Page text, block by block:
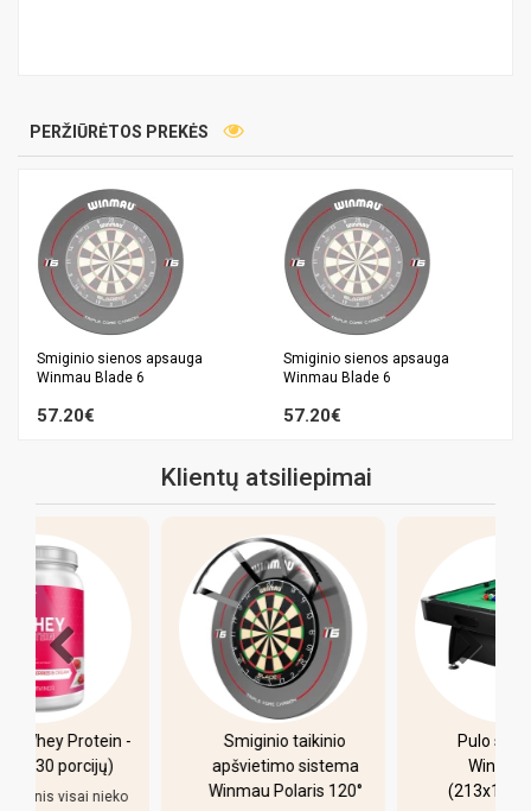
PERŽIŪRĖTOS PREKĖS
Smiginio sienos apsauga
Winmau Blade 6
57.20€
Smiginio sienos apsauga
Winmau Blade 6
57.20€
Klientų atsiliepimai
Smiginio taikinio
apšvietimo sistema
Winmau Polaris 120°
Pulo stalas Bilaro
Winner 7 pėdų
(213x118cm) žalias